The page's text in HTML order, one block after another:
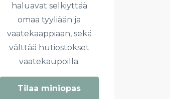
haluavat selkiyttää
omaa tyyliään ja
vaatekaappiaan, sekä
välttää hutiostokset
vaatekaupoilla.
Tilaa miniopas